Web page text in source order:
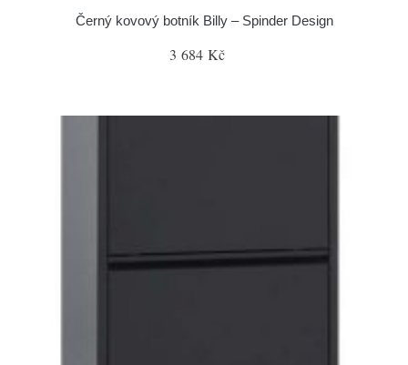
Černý kovový botník Billy – Spinder Design
3 684 Kč